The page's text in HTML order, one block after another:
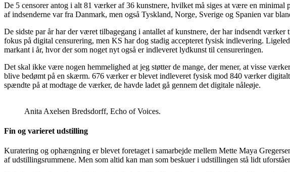
De 5 censorer antog i alt 81 værker af 36 kunstnere, hvilket må siges at være en
af indsenderne var fra Danmark, men også Tyskland, Norge, Sverige og Spanien var
De sidste par år har der været tilbagegang i antallet af kunstnere, der har indsendt
fokus på digital censurering, men KS har dog stadig accepteret fysisk indlevering.
markant i år, hvor der som noget nyt også er indleveret lydkunst til censureringen.
Det skal ikke være nogen hemmelighed at jeg støtter de mange, der mener, at visse
blive bedømt på en skærm. 676 værker er blevet indleveret fysisk mod 840 værker
spændte på at modtage de værker, de havde ladet gå gennem det digitale nåleøje.
Anita Axelsen Bredsdorff, Echo of Voices.
Fin og varieret udstilling
Kuratering og ophængning er blevet foretaget i samarbejde mellem Mette Maya
af udstillingsrummene. Men som altid kan man som beskuer i udstillingen stå lidt